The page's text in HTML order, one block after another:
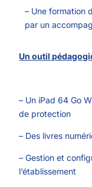
– Une formation
par un
Un outil
– Un iPad 64 Go
de protection
– Des livres
– Gestion et
l’établissement